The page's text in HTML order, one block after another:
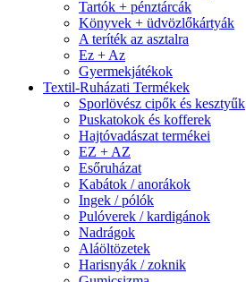
Tartók + pénztárcák
Könyvek + üdvözlőkártyák
A teríték az asztalra
Ez + Az
Gyermekjátékok
Textil-Ruházati Termékek
Sporlövész cipők és kesztyűk
Puskatokok és kofferek
Hajtóvadászat termékei
EZ + AZ
Esőruházat
Kabátok / anorákok
Ingek / pólók
Pulóverek / kardigánok
Nadrágok
Aláöltözetek
Harisnyák / zoknik